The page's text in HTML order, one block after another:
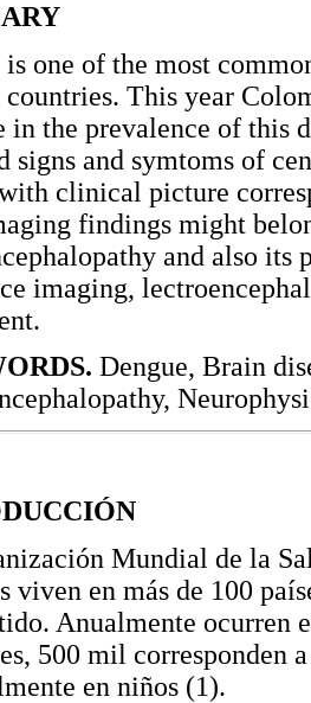
is one of the most
This year
in the prevalence of this
signs and symtoms of
clinical picture
findings might
and also its
imaging,
Dengue, Brain
Mundial de la
viven en más de 100
Anualmente ocurren
500 mil corresponden
en niños (1).